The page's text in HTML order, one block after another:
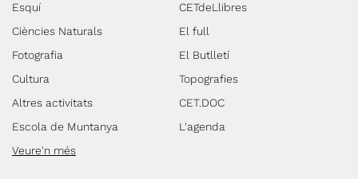
Esquí
Ciències Naturals
Fotografia
Cultura
Altres activitats
Escola de Muntanya
Veure'n més
CETdeLlibres
El full
El Butlletí
Topografies
CET.DOC
L'agenda